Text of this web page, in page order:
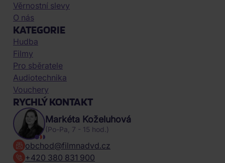
Věrnostní slevy
O nás
KATEGORIE
Hudba
Filmy
Pro sběratele
Audiotechnika
Vouchery
RYCHLÝ KONTAKT
Markéta Koželuhová
(Po-Pa, 7 - 15 hod.)
obchod@filmnadvd.cz
+420 380 831 900